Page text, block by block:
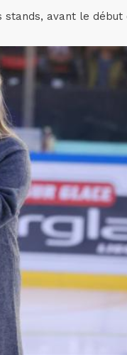
avant le